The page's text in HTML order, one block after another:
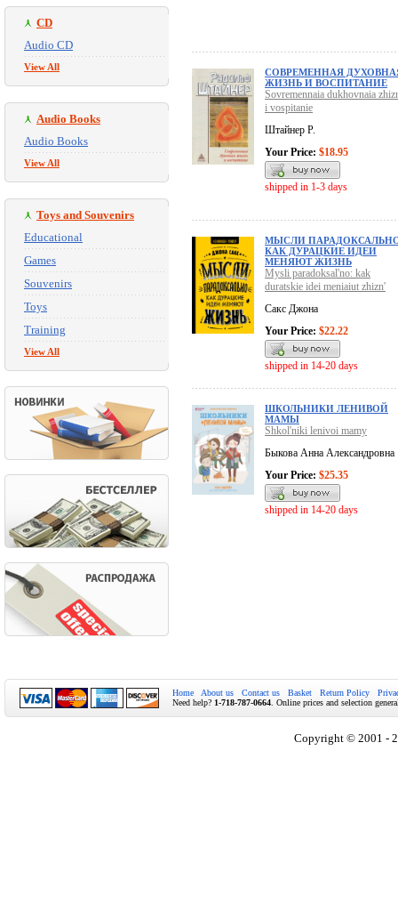
CD
Audio CD
View All
Audio Books
Audio Books
View All
Toys and Souvenirs
Educational
Games
Souvenirs
Toys
Training
View All
СОВРЕМЕННАЯ
ЖИЗНЬ И ВОСПИТАНИЕ
Sovremennaia dukhovnaia
i vospitanie
Штайнер Р.
Your Price: $18.95
shipped in 1-3 days
МЫСЛИ
КАК ДУРАЦКИЕ ИДЕИ
МЕНЯЮТ ЖИЗНЬ
Mysli paradoksal'no: kak
duratskie idei meniaiut zhizn'
Сакс Джона
Your Price: $22.22
shipped in 14-20 days
ШКОЛЬНИКИ ЛЕНИВОЙ
МАМЫ
Shkol'niki lenivoi mamy
Быкова Анна Александровна
Your Price: $25.35
shipped in 14-20 days
Home About us Contact us Basket Return Policy
Need help? 1-718-787-0664 . Online prices and selection
Copyright © 2001 -